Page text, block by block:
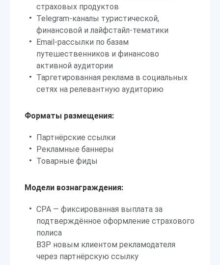
страховых продуктов
Telegram-каналы туристической,
финансовой и лайфстайл-тематики
Email-рассылки по базам
путешественников и финансово
активной аудитории
Таргетированная реклама в социальных
сетях на релевантную аудиторию
Форматы размещения:
Партнёрские ссылки
Рекламные баннеры
Товарные фиды
Модели вознаграждения:
CPA — фиксированная выплата за
подтверждённое оформление страхового
полиса
ВЗР новым клиентом рекламодателя
через партнёрскую ссылку